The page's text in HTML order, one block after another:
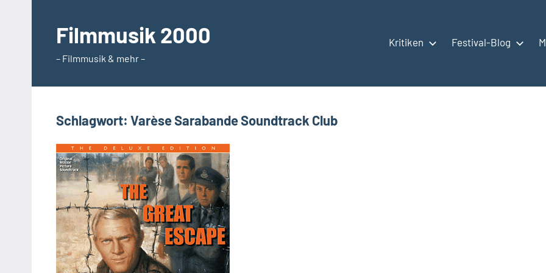
springenFilmmusik 2000
– Filmmusik & mehr –
Kritiken Festival-Blog
Schlagwort: Varèse Sarabande Soundtrack Club